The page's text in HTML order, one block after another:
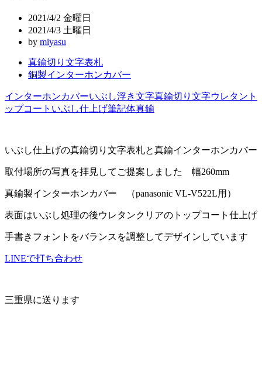
2021/4/2 金曜日
2021/4/3 土曜日
by miyasu
真鍮切り文字表札
銅製インターホンカバー
インターホンカバーいぶし浮き文字真鍮切り文字ウレタント
ップコート いぶし仕上げ筆記体真鍮
いぶし仕上げの真鍮切り文字表札と真鍮インターホンカバー
取付場所の写真を拝見してご提案しました 幅260mm
真鍮製インターホンカバー （panasonic VL-V522L用）
表面はいぶし処理の後ウレタンクリアのトップコート仕上げ
手書きフォントをバランスを調整してデザインしています
LINEで打ち合わせ
三重県に送ります